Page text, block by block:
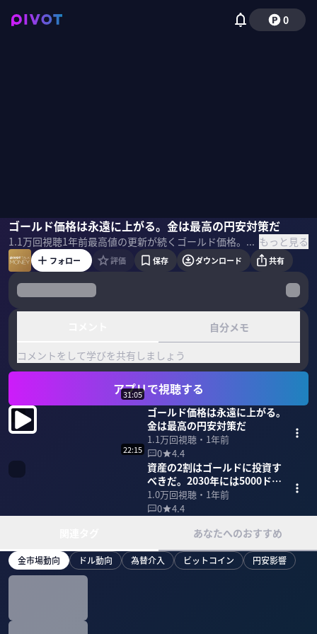
0
ゴールド価格は永遠に上がる。金は最高の円安対策だ
1.1万回視聴1年前 最高値の更新が続くゴールド価格。なぜゴールド価格が上がり続けているのか？このトレンドは続くのか？個人もゴールドを買うべきか？貴金属スペシャリストの池水雄一氏に聞いた。 もっと見る
池水雄一佐々木紀彦
フォロー 評価 保存 ダウンロード 共有
自分メモ
コメントをして学びを共有しましょう
アプリで視聴する
31:05
ゴールド価格は永遠に上がる。
金は最高の円安対策だ
1.1万回視聴・ 1年前
0
4.4
22:15
資産の2割はゴールドに投資す
べきだ。2030年には5000ドル
も
1.0万回視聴・ 1年前
0
4.4
あなたへのおすすめ
金市場動向 ドル動向 為替介入 ビットコイン 円安影響